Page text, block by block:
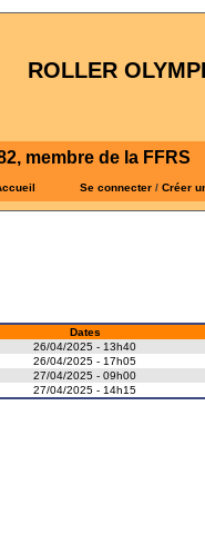
ROLLER
membre de la FFRS
Se connecter / Créer
Dates
26/04/2025 - 13h40
26/04/2025 - 17h05
27/04/2025 - 09h00
27/04/2025 - 14h15